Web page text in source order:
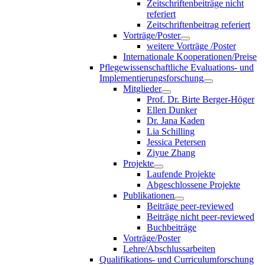
Zeitschriftenbeiträge nicht
referiert
Zeitschriftenbeitrag referiert
Vorträge/Poster
weitere Vorträge /Poster
Internationale Kooperationen/Preise
Pflegewissenschaftliche Evaluations- und
Implementierungsforschung
Mitglieder
Prof. Dr. Birte Berger-Höger
Ellen Dunker
Dr. Jana Kaden
Lia Schilling
Jessica Petersen
Ziyue Zhang
Projekte
Laufende Projekte
Abgeschlossene Projekte
Publikationen
Beiträge peer-reviewed
Beiträge nicht peer-reviewed
Buchbeiträge
Vorträge/Poster
Lehre/Abschlussarbeiten
Qualifikations- und Curriculumforschung